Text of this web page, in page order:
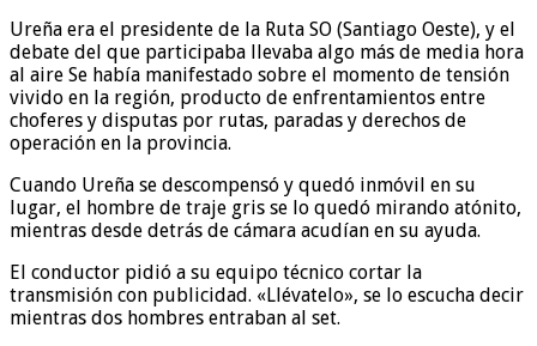
Ureña era el presidente de la Ruta SO (Santiago Oeste), y el
debate del que participaba llevaba algo más de media hora
al aire Se había manifestado sobre el momento de tensión
vivido en la región, producto de enfrentamientos entre
choferes y disputas por rutas, paradas y derechos de
operación en la provincia.
Cuando Ureña se descompensó y quedó inmóvil en su
lugar, el hombre de traje gris se lo quedó mirando atónito,
mientras desde detrás de cámara acudían en su ayuda.
El conductor pidió a su equipo técnico cortar la
transmisión con publicidad. «Llévatelo», se lo escucha decir
mientras dos hombres entraban al set.